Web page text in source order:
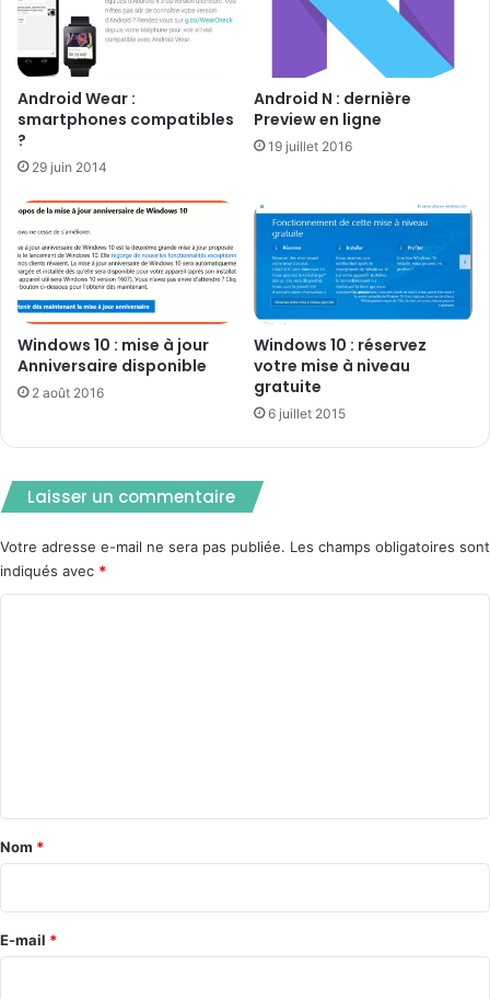
Android Wear :
smartphones compatibles
?
29 juin 2014
Android N : dernière
Preview en ligne
19 juillet 2016
Windows 10 : mise à jour
Anniversaire disponible
2 août 2016
Windows 10 : réservez
votre mise à niveau
gratuite
6 juillet 2015
Laisser un commentaire
Votre adresse e-mail ne sera pas publiée. Les champs obligatoires sont
indiqués avec *
a
r
e
Nom *
E-mail *